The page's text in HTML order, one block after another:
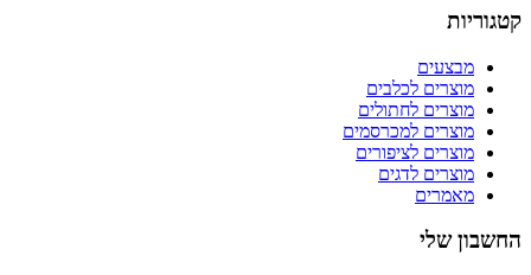
קטגוריות
מבצעים
מוצרים לכלבים
מוצרים לחתולים
מוצרים למכרסמים
מוצרים לציפורים
מוצרים לדגים
מאמרים
החשבון שלי